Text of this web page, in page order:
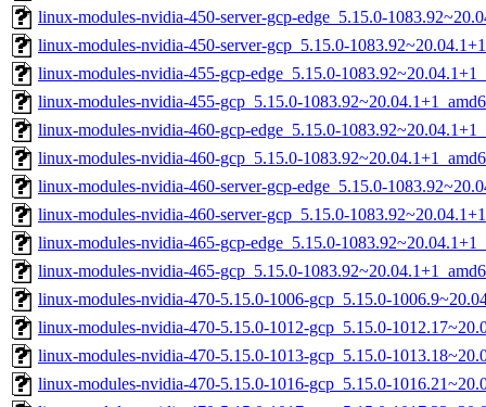
linux-modules-nvidia-450-server-gcp-edge_5.15.0-
linux-modules-nvidia-450-server-gcp_5.15.0-
linux-modules-nvidia-455-gcp-edge_5.15.0-
linux-modules-nvidia-455-gcp_5.15.0-
linux-modules-nvidia-460-gcp-edge_5.15.0-
linux-modules-nvidia-460-gcp_5.15.0-
linux-modules-nvidia-460-server-gcp-edge_5.15.0-
linux-modules-nvidia-460-server-gcp_5.15.0-
linux-modules-nvidia-465-gcp-edge_5.15.0-
linux-modules-nvidia-465-gcp_5.15.0-
linux-modules-nvidia-470-5.15.0-1006-gcp_5.15.0-
linux-modules-nvidia-470-5.15.0-1012-gcp_5.15.0-
linux-modules-nvidia-470-5.15.0-1013-gcp_5.15.0-
linux-modules-nvidia-470-5.15.0-1016-gcp_5.15.0-